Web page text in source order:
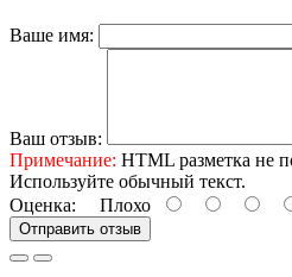
Ваше имя:
Ваш отзыв:
Примечание: HTML разметка не
Используйте обычный текст.
Оценка: Плохо
Отправить отзыв